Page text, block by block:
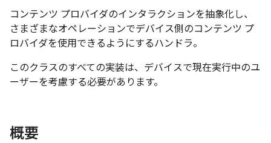
コンテンツ プロバイダのインタラクションを抽象化し、
さまざまなオペレーションでデバイス側のコンテンツ プ
ロバイダを使用できるようにするハンドラ。
このクラスのすべての実装は、デバイスで現在実行中のユ
ーザーを考慮する必要があります。
概要